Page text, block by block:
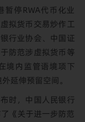
停RWA代币化业
拟货币交易炒作工
行业协会、中国证
防范涉虚拟货币等
境内监管语境项下
延伸预留空间。
时，中国人民银行
《关于进一步防范